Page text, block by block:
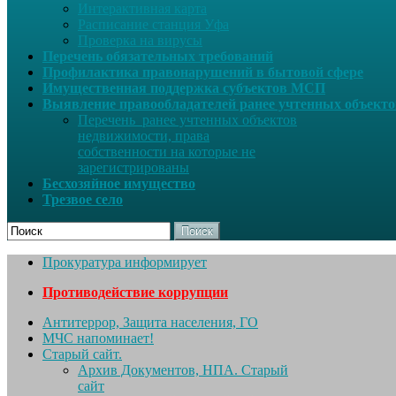
Интерактивная карта
Расписание станция Уфа
Проверка на вирусы
Перечень обязательных требований
Профилактика правонарушений в бытовой сфере
Имущественная поддержка субъектов МСП
Выявление правообладателей ранее учтенных
Перечень ранее учтенных объектов
недвижимости, права
собственности на которые не
зарегистрированы
Бесхозяйное имущество
Трезвое село
Поиск
Прокуратура информирует
Противодействие коррупции
Антитеррор, Защита населения, ГО
МЧС напоминает!
Старый сайт.
Архив Документов, НПА. Старый
сайт